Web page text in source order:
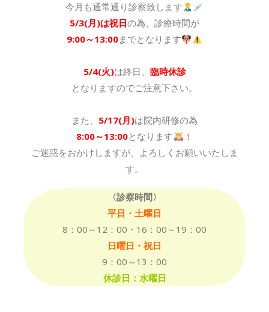
今月も通常通り診察致します
5/3(月)は祝日の為、診療時間が
9:00～13:00までとなります
5/4(火)は終日、 臨時休診
となりますのでご注意下さい。
また、 5/17(月)は院内研修の為
8:00～13:00となります
！
ご迷惑をおかけしますが、よろしくお願いいたしま
す。
〈診察時間〉
平日・土曜日
8：00～12：00・16：00～19：00
日曜日・祝日
9：00～13：00
休診日：水曜日